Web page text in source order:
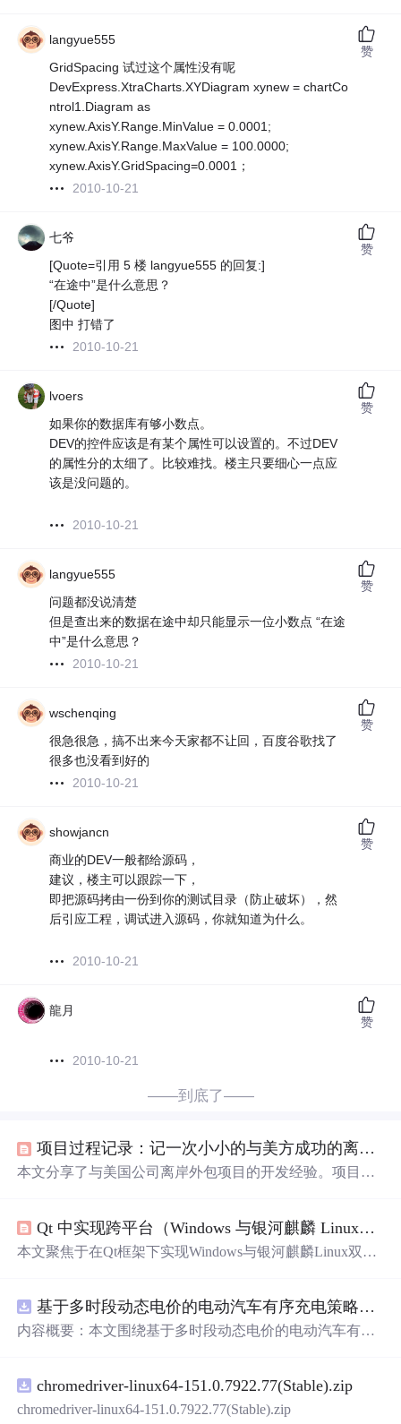
langyue555
GridSpacing 试过这个属性没有呢
DevExpress.XtraCharts.XYDiagram xynew = chartCo
ntrol1.Diagram as
xynew.AxisY.Range.MinValue = 0.0001;
xynew.AxisY.Range.MaxValue = 100.0000;
xynew.AxisY.GridSpacing=0.0001；
2010-10-21
赞
七爷
[Quote=引用 5 楼 langyue555 的回复:]
“在途中”是什么意思？
[/Quote]
图中 打错了
2010-10-21
赞
lvoers
如果你的数据库有够小数点。
DEV的控件应该是有某个属性可以设置的。不过DEV
的属性分的太细了。比较难找。楼主只要细心一点应
该是没问题的。
2010-10-21
赞
langyue555
问题都没说清楚
但是查出来的数据在途中却只能显示一位小数点 “在途
中”是什么意思？
2010-10-21
赞
wschenqing
很急很急，搞不出来今天家都不让回，百度谷歌找了
很多也没看到好的
2010-10-21
赞
showjancn
商业的DEV一般都给源码，
建议，楼主可以跟踪一下，
即把源码拷由一份到你的测试目录（防止破坏），然
后引应工程，调试进入源码，你就知道为什么。
2010-10-21
赞
龍月
2010-10-21
赞
——到底了——
项目过程记录：记一次小小的与美方成功的离岸协作
本文分享了与美国公司离岸外包项目的开发经验。项目涉
测试和交付等协作方式推进。上线后出现性能问题，经多
次迭代改进，最后前端退出，作者继续维护。
Qt 中实现跨平台（Windows 与银河麒麟 Linux）操作 Word文档
本文聚焦于在Qt框架下实现Windows与银河麒麟Linux双平
能力与适用场景；重点提供docxcpp全平台编译指南（含静
态库推荐配置）、Qt项目集成方案（源码直连与预编译库
基于多时段动态电价的电动汽车有序充电策略优化（Matlab代码实现）
内容概要：本文围绕基于多时段动态电价的电动汽车有序
降低用户充电成本。文中系统设计了多时段电价模型，深
入分析其对电动汽车充电需求的引导机制，构建了兼顾经
chromedriver-linux64-151.0.7922.77(Stable).zip
chromedriver-linux64-151.0.7922.77(Stable).zip